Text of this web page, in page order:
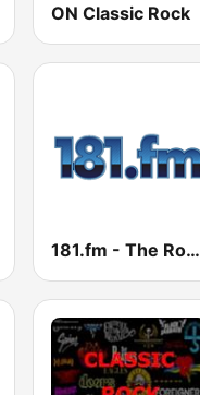
ON Classic Rock
181.fm - The Rock! (Hard Rock)